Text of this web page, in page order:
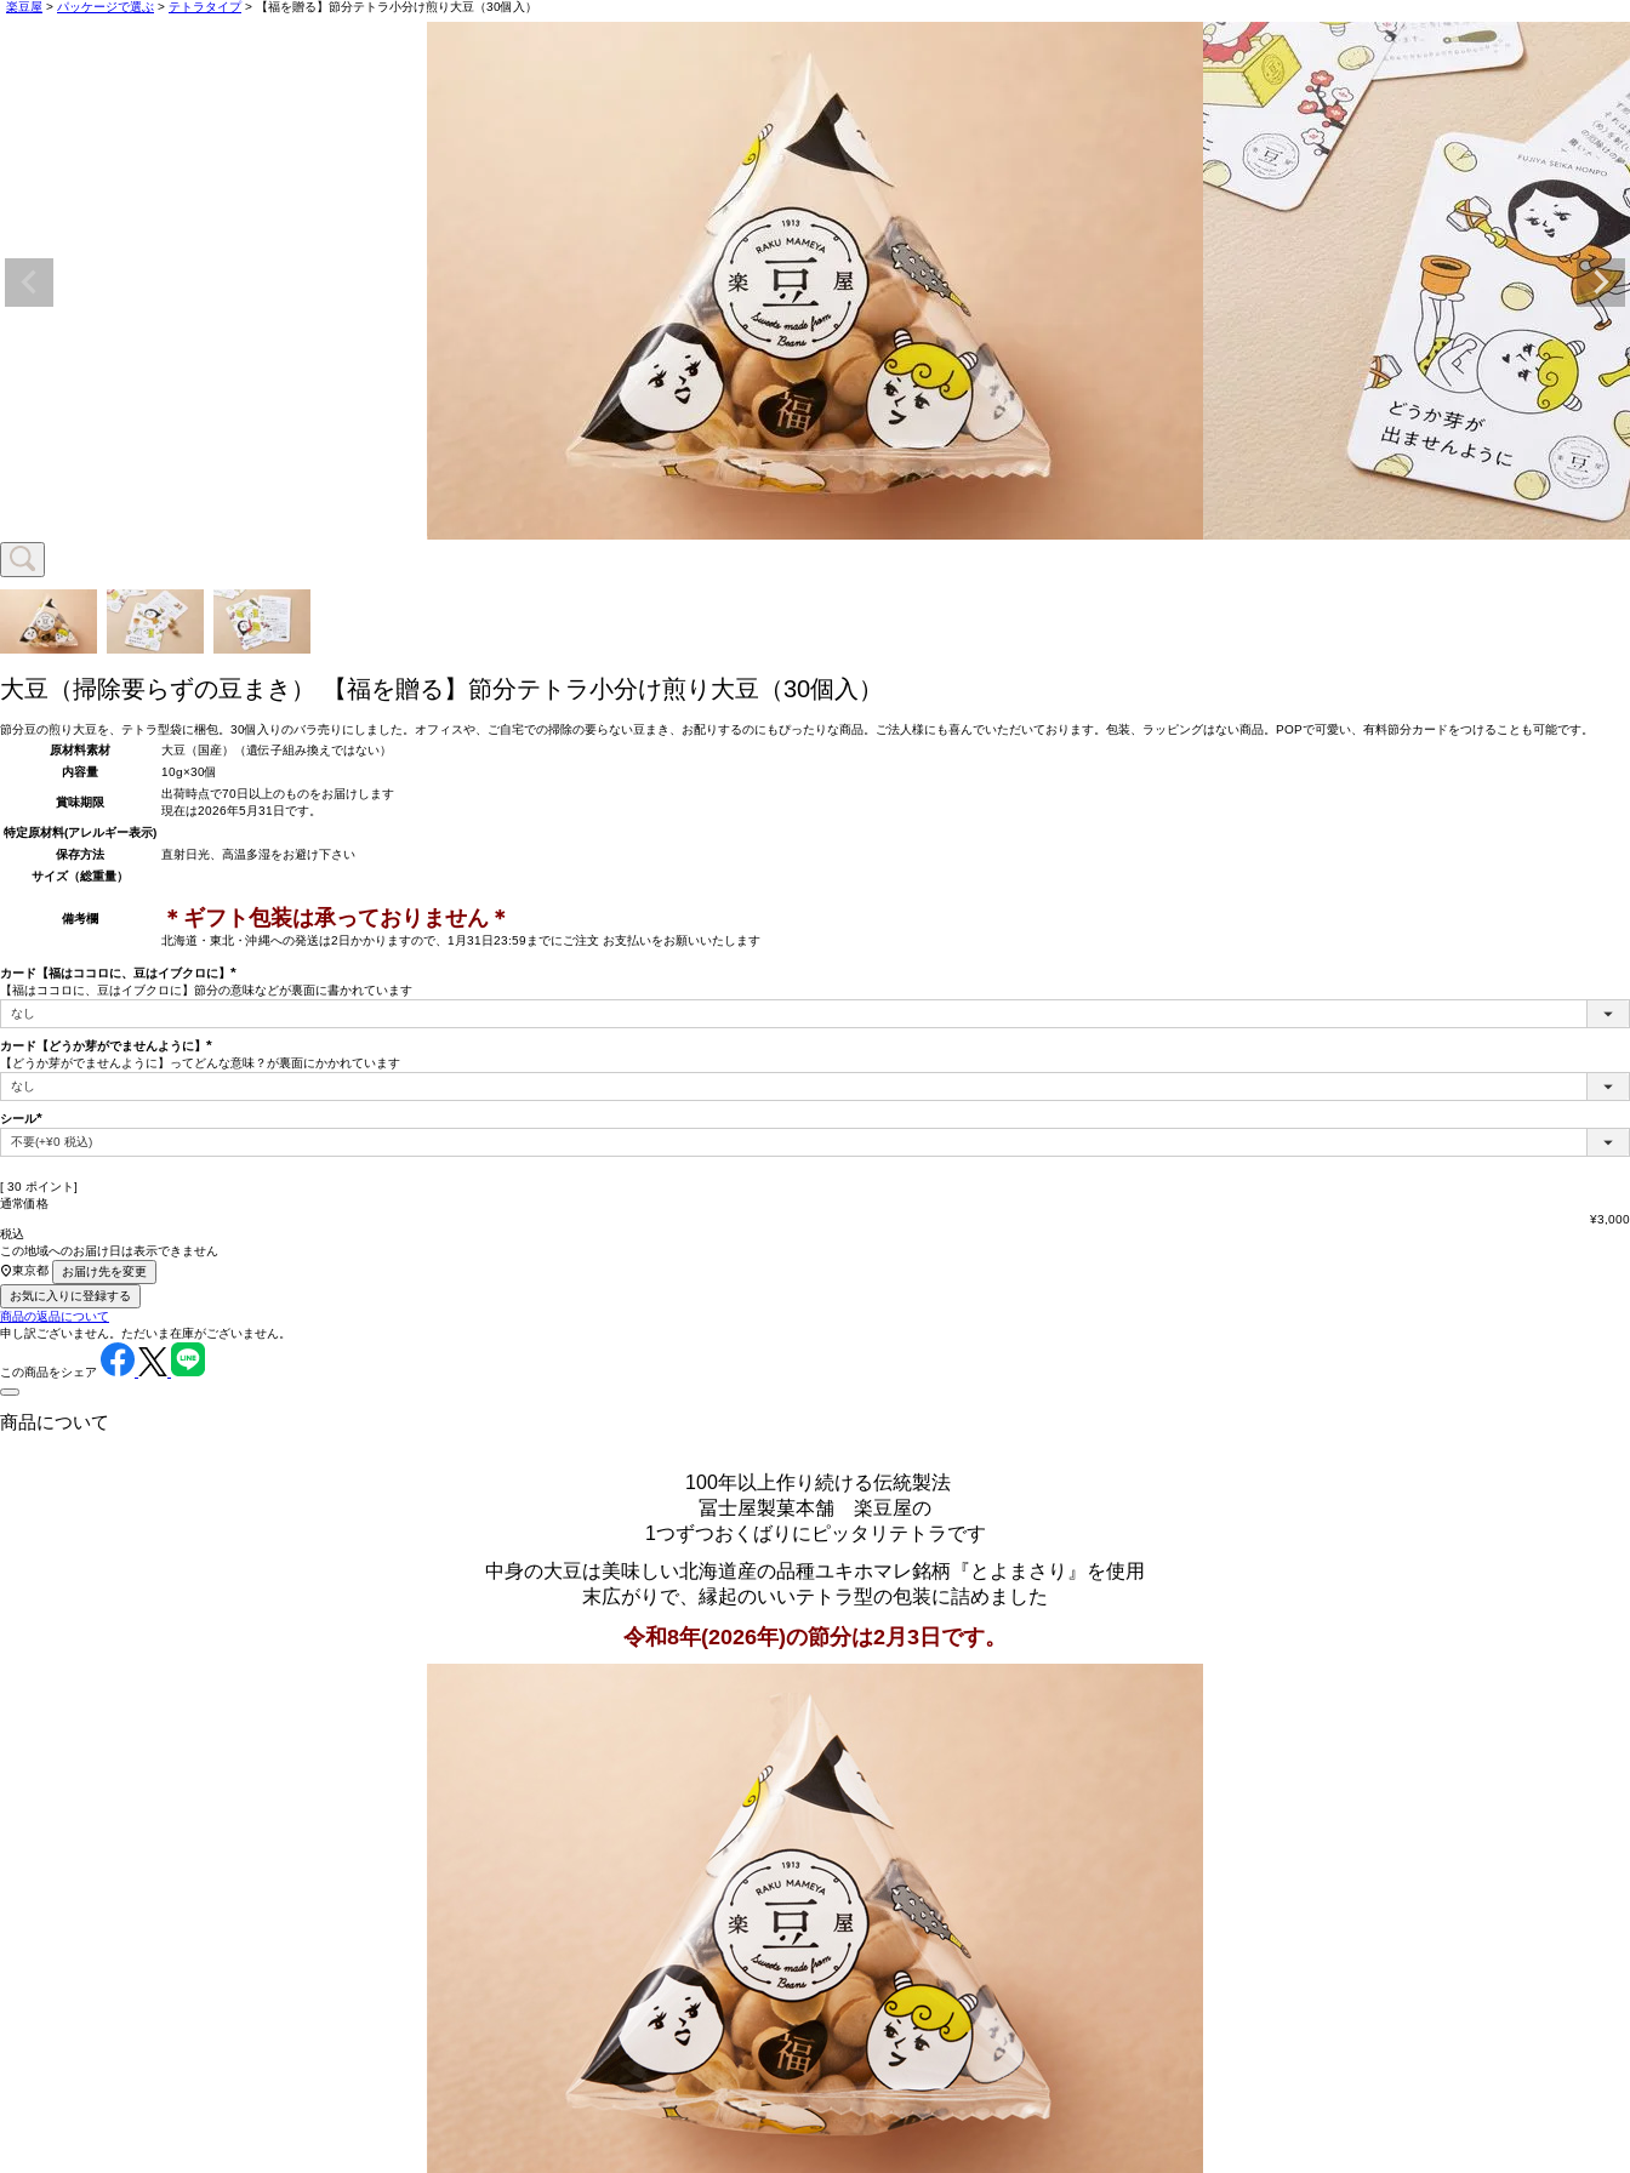
楽豆屋 パッケージで選ぶ テトラタイプ 【福を贈る】節分テトラ小分け煎り大豆（30個入）
大豆（掃除要らずの豆まき） 【福を贈る】節分テトラ小分け煎り大豆（30個入）
節分豆の煎り大豆を、テトラ型袋に梱包。30個入りのバラ売りにしました。オフィスや、ご自宅での掃除の要らない豆まき、お配りするのにもぴったりな商品。ご法人様にも喜んでいただいております。包装、ラッピングはない商品。POPで可愛い、有料節分カードをつけることも可能です。
原材料素材
大豆（国産）（遺伝子組み換えではない）
内容量
10g×30個
賞味期限
出荷時点で70日以上のものをお届けします
現在は2026年5月31日です。
特定原材料(アレルギー表示)
保存方法
直射日光、高温多湿をお避け下さい
サイズ（総重量）
備考欄 ＊ギフト包装は承っておりません＊
北海道・東北・沖縄への発送は2日かかりますので、1月31日23:59までにご注文 お支払いをお願いいたします
カード【福はココロに、豆はイブクロに】
(必
【福はココロに、豆はイブクロに】節分の意味などが裏面に書かれています
カード【どうか芽がでませんように】
(必
【どうか芽がでませんように】ってどんな意味？が裏面にかかれています
シール
(必
須)
[ 30 ポイント]
通常価格
¥3,000
税込
この地域へのお届け日は表示できません
東京都
お届け先を変更
お気に入りに登録する
商品の返品について
申し訳ございません。ただいま在庫がございません。
この商品をシェア
商品について
100年以上作り続ける伝統製法
冨士屋製菓本舗 楽豆屋の
1つずつおくばりにピッタリテトラです
中身の大豆は美味しい北海道産の品種ユキホマレ銘柄『とよまさり』を使用
末広がりで、縁起のいいテトラ型の包装に詰めました
令和8年(2026年)の節分は2月3日です。